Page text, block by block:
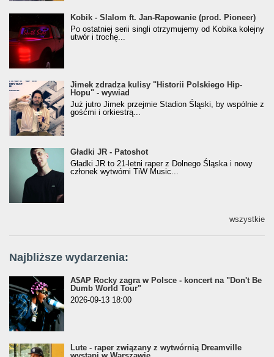
Kobik - Slalom ft. Jan-Rapowanie (prod. Pioneer)
[Official Music Visualiser]
Kobik - Slalom ft. Jan-Rapowanie (prod. Pioneer)
Po ostatniej serii singli otrzymujemy od Kobika kolejny
utwór i trochę...
Jimek zdradza kulisy "Historii Polskiego Hip-
Hopu" - wywiad
Jimek zdradza kulisy "Historii Polskiego Hip-
Hopu" - wywiad
Już jutro Jimek przejmie Stadion Śląski, by wspólnie z
gośćmi i orkiestrą...
Gładki JR - Patoshot
Gładki JR - Patoshot
Gładki JR to 21-letni raper z Dolnego Śląska i nowy
członek wytwórni TiW Music...
wszystkie
Najbliższe wydarzenia:
A$AP Rocky zagra w Polsce - koncert na "Don't Be
Dumb World Tour"
2026-09-13 18:00
Lute - raper związany z wytwórnią Dreamville